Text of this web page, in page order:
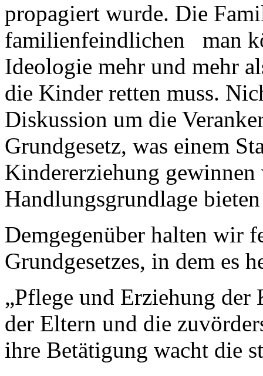
propagiert wurde. Die
familienfeindlichen man
Ideologie mehr und mehr
die Kinder retten muss.
Diskussion um die
Grundgesetz, was einem
Kindererziehung
Handlungsgrundlage
Demgegenüber halten wir
Grundgesetzes, in dem
„Pflege und Erziehung
der Eltern und die
ihre Betätigung wacht die